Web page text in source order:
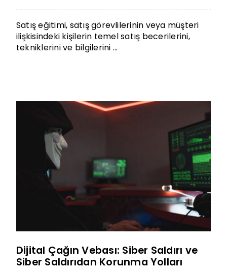
Satış eğitimi, satış görevlilerinin veya müşteri
ilişkisindeki kişilerin temel satış becerilerini,
tekniklerini ve bilgilerini ...
Dijital Çağın Vebası: Siber Saldırı ve
Siber Saldırıdan Korunma Yolları